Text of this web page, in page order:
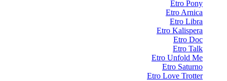
Etro Pony
Etro Arnica
Etro Libra
Etro Kalispera
Etro Doc
Etro Talk
Etro Unfold Me
Etro Saturno
Etro Love Trotter